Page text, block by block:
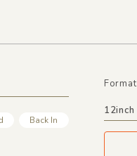
Back In
Format
12inch